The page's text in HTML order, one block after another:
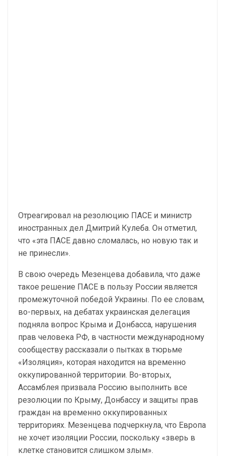
Отреагировал на резолюцию ПАСЕ и министр
иностранных дел Дмитрий Кулеба. Он отметил,
что «эта ПАСЕ давно сломалась, но новую так и
не принесли».
В свою очередь Мезенцева добавила, что даже
такое решение ПАСЕ в пользу России является
промежуточной победой Украины. По ее словам,
во-первых, на дебатах украинская делегация
подняла вопрос Крыма и Донбасса, нарушения
прав человека РФ, в частности международному
сообществу рассказали о пытках в тюрьме
«Изоляция», которая находится на временно
оккупированной территории. Во-вторых,
Ассамблея призвала Россию выполнить все
резолюции по Крыму, Донбассу и защиты прав
граждан на временно оккупированных
территориях. Мезенцева подчеркнула, что Европа
не хочет изоляции России, поскольку «зверь в
клетке становится слишком злым».